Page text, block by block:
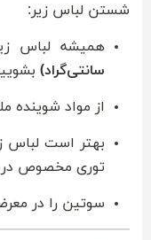
شستن لباس زیر:
همیشه لباس
سانتی‌گراد)
از مواد شوینده
بهتر است لباس
توری مخصوص در
سوتین را در